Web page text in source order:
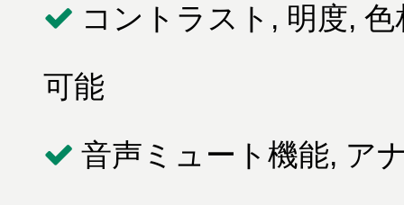
コントラスト, 明度,
可能
音声ミュート機能, ア